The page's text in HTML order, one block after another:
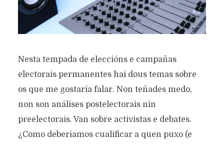
Nesta tempada de eleccións e campañas
electorais permanentes hai dous temas sobre
os que me gostaría falar. Non teñades medo,
non son análises postelectorais nin
preelectorais. Van sobre activistas e debates.
¿Como deberiamos cualificar a quen puxo (e